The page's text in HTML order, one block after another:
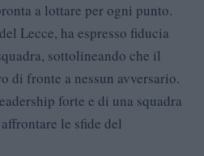
a lottare per ogni punto.
Lecce, ha espresso fiducia
sottolineando che il
di fronte a nessun avversario.
forte e di una squadra
le sfide del